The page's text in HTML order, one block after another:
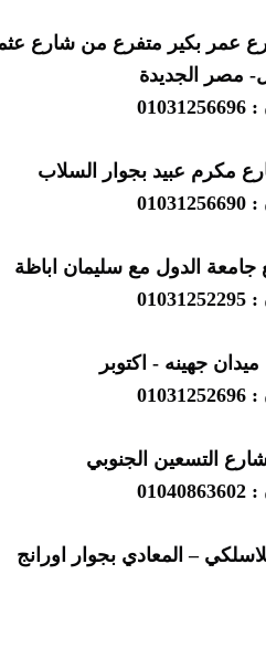
: فرع مصر الجديدة : ٢٢ شارع عمر بكير
مصر الجديدة
مكرم عبيد بجوار السلاب
الدول مع سليمان اباظة
جهينه - اكتوبر
التسعين الجنوبي
– المعادي بجوار اورانج